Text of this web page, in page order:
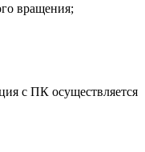
вращения;
с ПК осуществляется